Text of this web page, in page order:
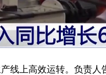
线上高效运转。负责人